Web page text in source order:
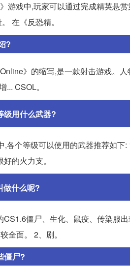
游戏中,玩家可以通过完成精英悬
在《反恐精。
?
》的缩写,是一款射击游戏。
... CSOL。
级用什么武器?
各个等级可以使用的武器推荐如下
的火力支。
做什么呢?
僵尸、生化、鼠疫、传染服
全面。 2、剧。
僵尸?